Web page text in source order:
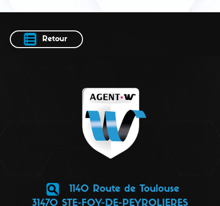
Retour
1140 Route de Toulouse
31470 STE-FOY-DE-PEYROLIERES